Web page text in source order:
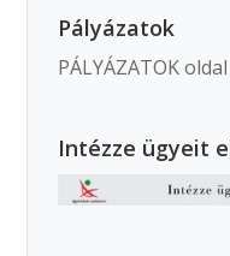
Pályázatok
PÁLYÁZATOK
Intézze ügyeit